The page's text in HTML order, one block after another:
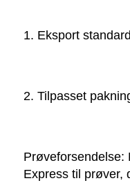
1. Eksport
2. Tilpasset
Prøveforsendelse:
Express til prøver,